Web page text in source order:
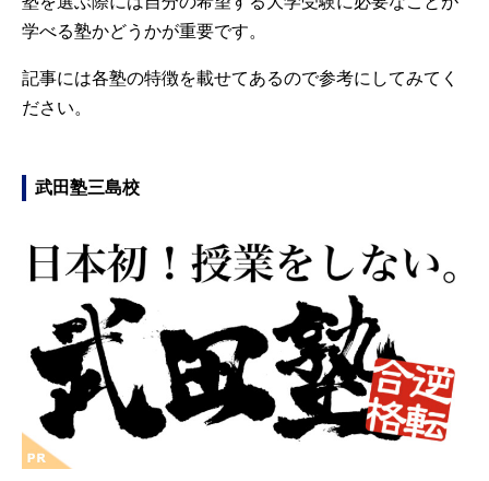
学べる塾かどうかが重要です。
記事には各塾の特徴を載せてあるので参考にしてみてく
ださい。
武田塾三島校